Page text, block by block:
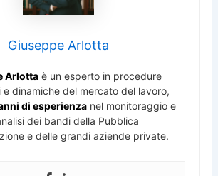
Giuseppe Arlotta
Arlottaè un esperto in procedure
e dinamiche del mercato del lavoro,
di esperienza nel monitoraggio e
dei bandi della Pubblica
e delle grandi aziende private.